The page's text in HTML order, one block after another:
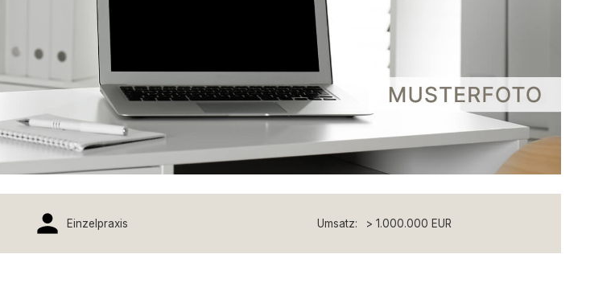
Einzelpraxis Umsatz: > 1.000.000 EUR